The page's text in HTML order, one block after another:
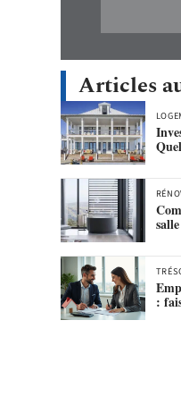
Articles
: